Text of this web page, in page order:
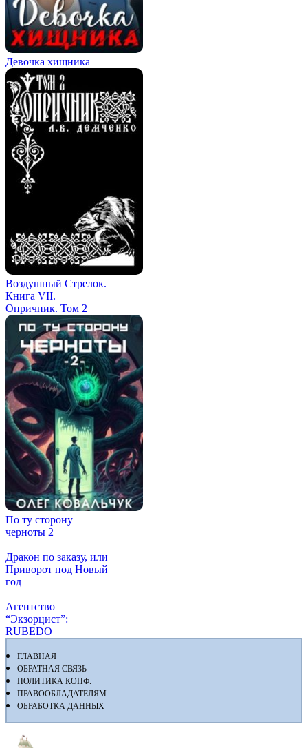
Девочка хищника
Воздушный Стрелок.
Книга VII.
Опричник. Том 2
По ту сторону
черноты 2
Дракон по заказу, или
Приворот под Новый
год
Агентство
“Экзорцист”:
RUBEDO
ГЛАВНАЯ
ОБРАТНАЯ СВЯЗЬ
ПОЛИТИКА КОНФ.
ПРАВООБЛАДАТЕЛЯМ
ОБРАБОТКА ДАННЫХ